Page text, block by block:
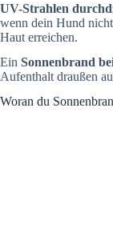
UV-Strahlen
wenn dein Hund
Haut erreichen.
Ein Sonnenbrand
Aufenthalt draußen
Woran du